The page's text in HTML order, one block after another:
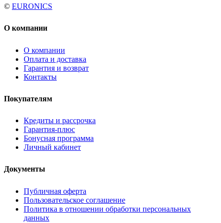
© EURONICS
О компании
О компании
Оплата и доставка
Гарантия и возврат
Контакты
Покупателям
Кредиты и рассрочка
Гарантия-плюс
Бонусная программа
Личный кабинет
Документы
Публичная оферта
Пользовательское соглашение
Политика в отношении обработки персональных
данных